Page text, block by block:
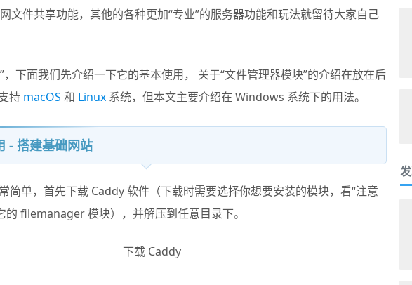
文件共享功能，其他的各种更加“专业”的服务器功能和玩法就留待大家自己
，下面我们先介绍一下它的基本使用， 关于“文件管理器模块”的介绍在放在后
持 macOS 和 Linux系统，但本文主要介绍在 Windows 系统下的用法。
- 搭建基础网站
简单，首先下载 Caddy 软件（下载时需要选择你想要安装的模块，看“注意
的 filemanager 模块），并解压到任意目录下。